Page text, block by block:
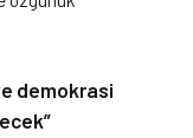
demokrasi